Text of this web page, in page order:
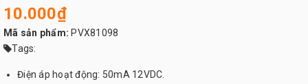
10.000₫
Mã sản phẩm: PVX81098
Tags:
Điện áp hoạt động: 50mA 12VDC.